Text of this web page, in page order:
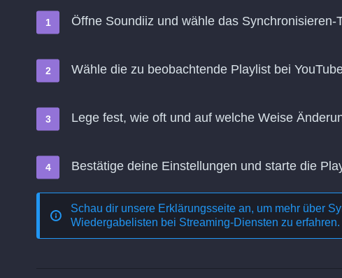
Öffne Soundiiz und wähle das Synchronisieren-
Wähle die zu beobachtende Playlist bei
Lege fest, wie oft und auf welche Weise
Bestätige deine Einstellungen und starte die
Schau dir unsere Erklärungsseite an, um mehr über
Wiedergabelisten bei Streaming-Diensten zu erfahren.